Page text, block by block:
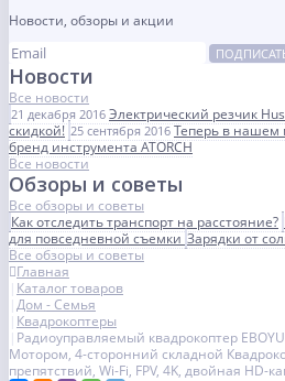
Новости, обзоры и акции
Новости
Все новости
21 декабря 2016 Электрический резчик
скидкой! 25 сентября 2016 Теперь в нашем
бренд инструмента ATORCH
Все новости
Обзоры и советы
Все обзоры и советы
Как отследить транспорт на расстояние?
для повседневной съемкиЗарядки от
Все обзоры и советы
Главная
Каталог товаров
Дом - Семья
Квадрокоптеры
Радиоуправляемый квадрокоптер
Мотором, 4-сторонний складной
препятствий, Wi-Fi, FPV, 4K, двойная